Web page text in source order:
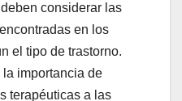
considerar las
en los
el tipo de trastorno.
importancia de
terapéuticas a las